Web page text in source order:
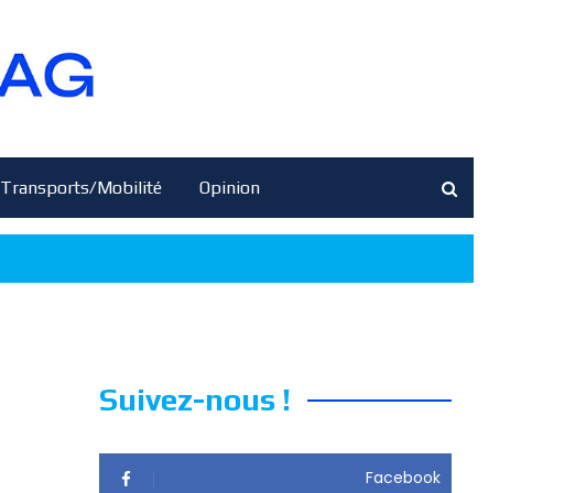
Transports/Mobilité Opinion
Suivez-nous !
Facebook